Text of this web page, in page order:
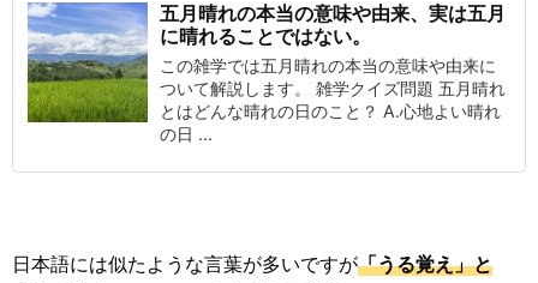
五月晴れの本当の意味や由来、実は五月
に晴れることではない。
この雑学では五月晴れの本当の意味や由来に
ついて解説します。 雑学クイズ問題 五月晴れ
とはどんな晴れの日のこと？ A.心地よい晴れ
の日 ...
日本語には似たような言葉が多いですが「うる覚え」と